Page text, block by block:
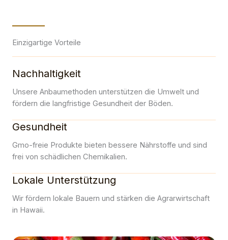
Einzigartige Vorteile
Nachhaltigkeit
Unsere Anbaumethoden unterstützen die Umwelt und
fördern die langfristige Gesundheit der Böden.
Gesundheit
Gmo-freie Produkte bieten bessere Nährstoffe und sind
frei von schädlichen Chemikalien.
Lokale Unterstützung
Wir fördern lokale Bauern und stärken die Agrarwirtschaft
in Hawaii.